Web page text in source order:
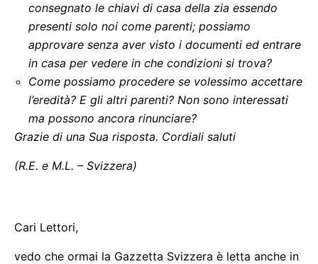
consegnato le chiavi di casa della zia essendo
presenti solo noi come parenti; possiamo
approvare senza aver visto i documenti ed entrare
in casa per vedere in che condizioni si trova?
Come possiamo procedere se volessimo accettare
l’eredità? E gli altri parenti? Non sono interessati
ma possono ancora rinunciare?
Grazie di una Sua risposta. Cordiali saluti
(R.E. e M.L. – Svizzera)
Cari Lettori,
vedo che ormai la Gazzetta Svizzera è letta anche in